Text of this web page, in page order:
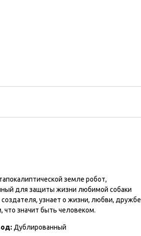
земле робот,
для защиты жизни любимой собаки
создателя, узнает о жизни, любви, дружбе
что значит быть человеком.
Дублированный